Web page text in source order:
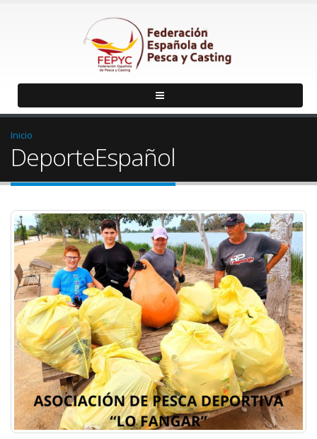
Inicio
DeporteEspañol